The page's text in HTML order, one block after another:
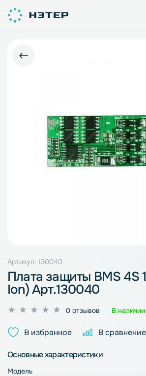
Артикул: 130040
Плата защиты BMS 4S
Ion) Арт.130040
Оценка
из
0 отзывов В наличии
В избранное В сравнение
Основные характеристики
Модель